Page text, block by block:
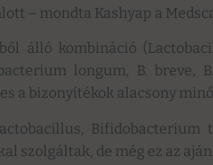
– mondta Kashyap a
álló kombináció
longum, B. breve,
a bizonyítékok alacsony
Bifidobacterium
szolgáltak, de még ez az